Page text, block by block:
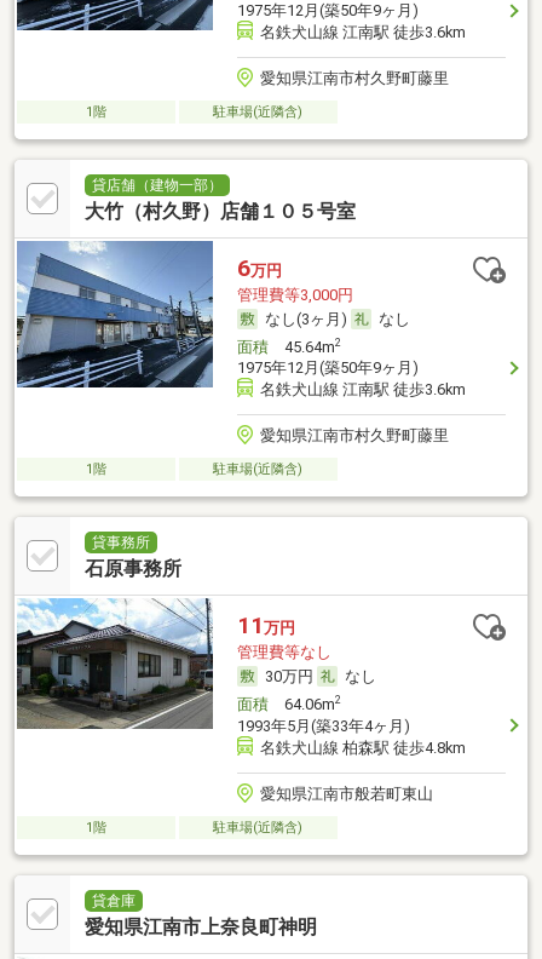
1975年12月(築50年9ヶ月)
名鉄犬山線 江南駅 徒歩3.6km
愛知県江南市村久野町藤里
1階 駐車場(近隣含)
貸店舗（建物一部）
大竹（村久野）店舗１０５号室
6万円
管理費等3,000円
なし(3ヶ月)
なし
面積45.64m2
1975年12月(築50年9ヶ月)
名鉄犬山線 江南駅 徒歩3.6km
愛知県江南市村久野町藤里
1階 駐車場(近隣含)
貸事務所
石原事務所
11 万円
管理費等なし
30万円
なし
面積64.06m2
1993年5月(築33年4ヶ月)
名鉄犬山線 柏森駅 徒歩4.8km
愛知県江南市般若町東山
1階 駐車場(近隣含)
貸倉庫
愛知県江南市上奈良町神明